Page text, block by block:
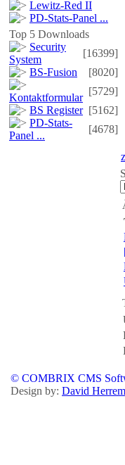
Lewitz-Red II
PD-Stats-Panel ...
Top 5 Downloads
Security
System
[16399]
BS-Fusion
[8020]
Kontaktformular
[5729]
BS Register [5162]
PD-Stats-
Panel ...
[4678]
© COMBRIX CMS
Design by: David